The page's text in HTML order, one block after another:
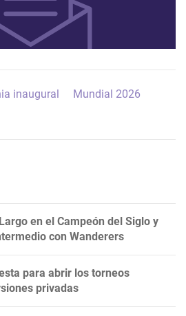
inaugural
Mundial 2026
en el Campeón del Siglo y
con Wanderers
para abrir los torneos
privadas